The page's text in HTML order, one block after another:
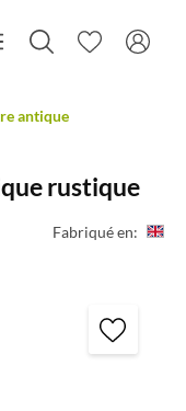
antique
rustique
Fabriqué en: